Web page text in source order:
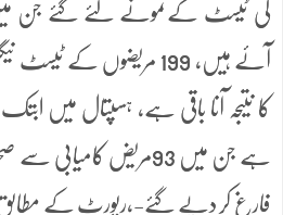
آئے ہیں، 199 مریضوں کے
ہے جن میں 93مریض